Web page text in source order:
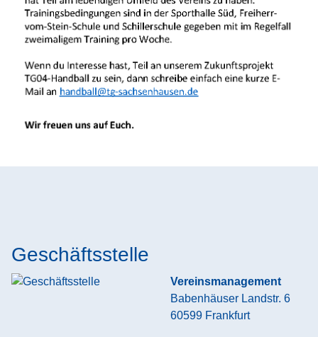
Geschäftsstelle
Vereinsmanagement
Babenhäuser Landstr. 6
60599 Frankfurt